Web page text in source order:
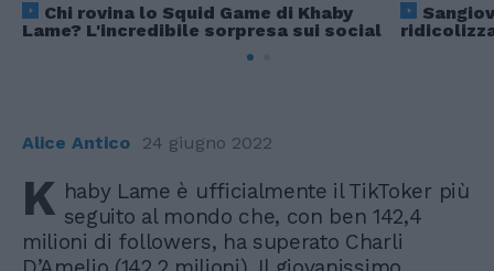
Chi rovina lo Squid Game di Khaby
Lame? L'incredibile sorpresa sui social
Alice Antico 24 giugno 2022
K haby Lame è ufficialmente il TikToker più
seguito al mondo che, con ben 142,4
milioni di followers, ha superato Charli